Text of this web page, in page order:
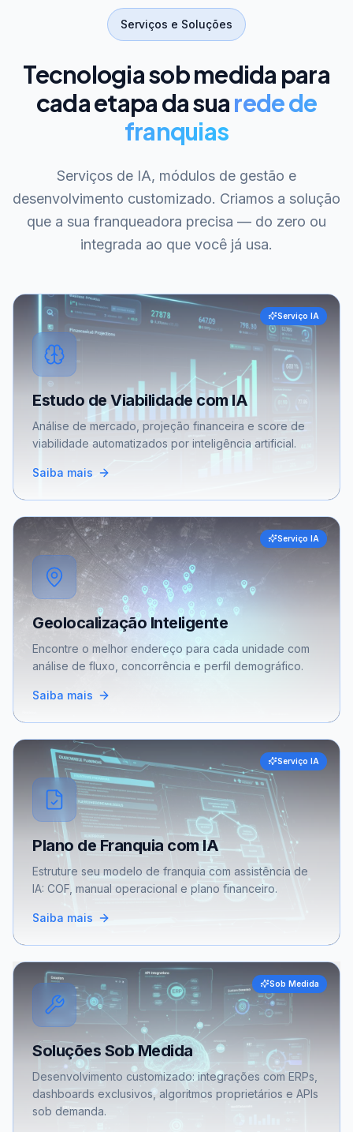
Serviços e Soluções
Tecnologia sob medida para
cada etapa da suarede de
franquias
Serviços de IA, módulos de gestão e
desenvolvimento customizado. Criamos a solução
que a sua franqueadora precisa — do zero ou
integrada ao que você já usa.
Serviço IA
Estudo de Viabilidade com IA
Análise de mercado, projeção financeira e score de
viabilidade automatizados por inteligência artificial.
Saiba mais
Serviço IA
Geolocalização Inteligente
Encontre o melhor endereço para cada unidade com
análise de fluxo, concorrência e perfil demográfico.
Saiba mais
Serviço IA
Plano de Franquia com IA
Estruture seu modelo de franquia com assistência de
IA: COF, manual operacional e plano financeiro.
Saiba mais
Sob Medida
Soluções Sob Medida
Desenvolvimento customizado: integrações com ERPs,
dashboards exclusivos, algoritmos proprietários e APIs
sob demanda.